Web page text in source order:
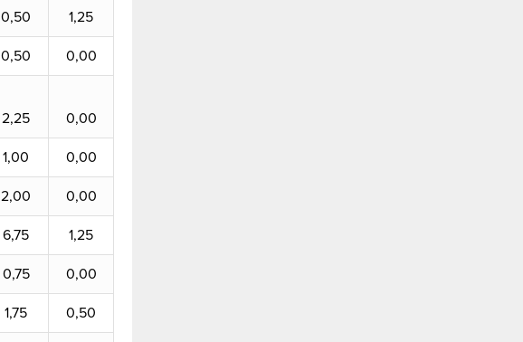
0,50 1,25
0,50 0,00
2,25 0,00
1,00 0,00
2,00 0,00
6,75 1,25
0,75 0,00
1,75 0,50